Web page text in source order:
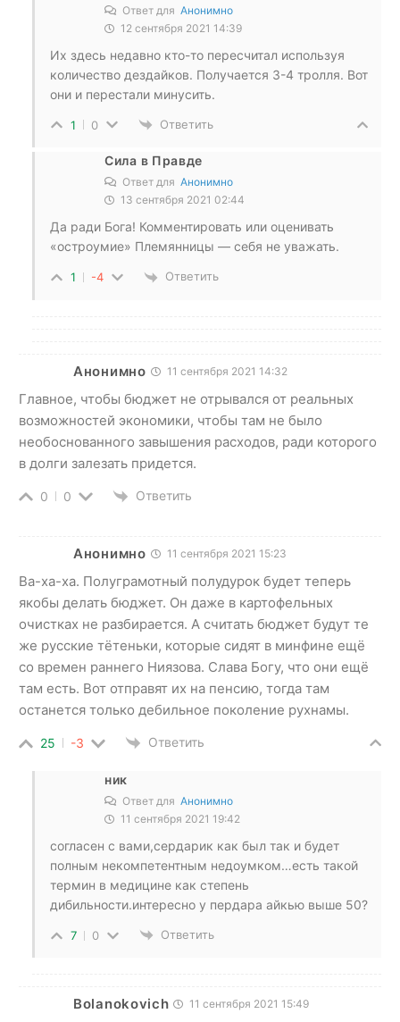
Ответ для Анонимно
12 сентября 2021 14:39
Их здесь недавно кто-то пересчитал используя
количество дездайков. Получается 3-4 тролля. Вот
они и перестали минусить.
1 0 Ответить
Сила в Правде
Ответ для Анонимно
13 сентября 2021 02:44
Да ради Бога! Комментировать или оценивать
«остроумие» Племянницы — себя не уважать.
1 -4 Ответить
Анонимно 11 сентября 2021 14:32
Главное, чтобы бюджет не отрывался от реальных
возможностей экономики, чтобы там не было
необоснованного завышения расходов, ради которого
в долги залезать придется.
0 0 Ответить
Анонимно 11 сентября 2021 15:23
Ва-ха-ха. Полуграмотный полудурок будет теперь
якобы делать бюджет. Он даже в картофельных
очистках не разбирается. А считать бюджет будут те
же русские тётеньки, которые сидят в минфине ещё
со времен раннего Ниязова. Слава Богу, что они ещё
там есть. Вот отправят их на пенсию, тогда там
останется только дебильное поколение рухнамы.
25 -3 Ответить
ник
Ответ для Анонимно
11 сентября 2021 19:42
согласен с вами,сердарик как был так и будет
полным некомпетентным недоумком…есть такой
термин в медицине как степень
дибильности.интересно у пердара айкью выше 50?
7 0 Ответить
Bolanokovich 11 сентября 2021 15:49